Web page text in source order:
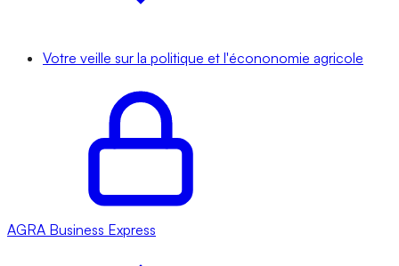
Votre veille sur la politique et l'écononomie agricole
AGRA Business Express